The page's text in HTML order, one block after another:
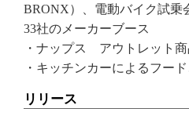
BRONX）、電動バイク試乗
33社のメーカーブース
・ナップス アウトレット商
・キッチンカーによるフー
リリース